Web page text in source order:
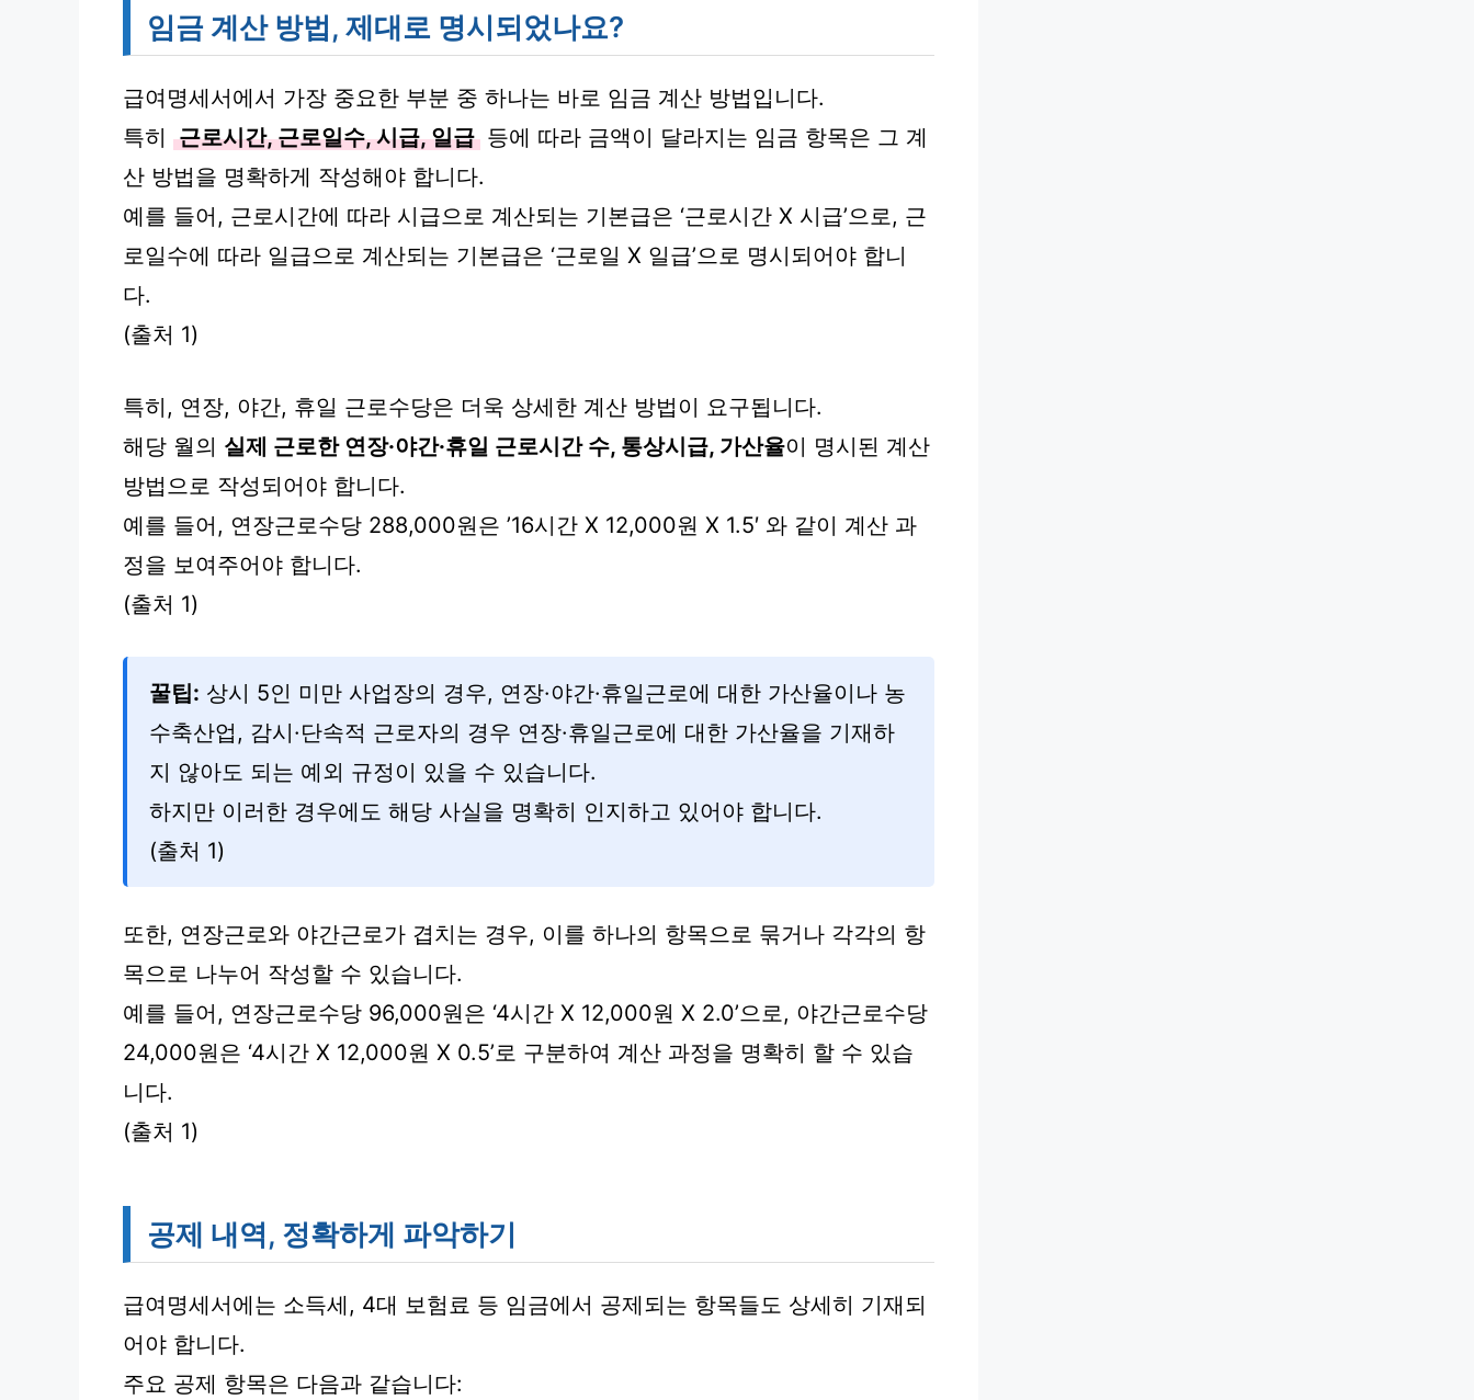
임금 계산 방법, 제대로 명시되었나요?
급여명세서에서 가장 중요한 부분 중 하나는 바로 임금 계산 방법입니다.
특히 근로시간, 근로일수, 시급, 일급 등에 따라 금액이 달라지는 임금 항목은 그 계
산 방법을 명확하게 작성해야 합니다.
예를 들어, 근로시간에 따라 시급으로 계산되는 기본급은 ‘근로시간 X 시급’으로, 근
로일수에 따라 일급으로 계산되는 기본급은 ‘근로일 X 일급’으로 명시되어야 합니
다.
(출처 1)
특히, 연장, 야간, 휴일 근로수당은 더욱 상세한 계산 방법이 요구됩니다.
해당 월의 실제 근로한 연장·야간·휴일 근로시간 수, 통상시급, 가산율이 명시된 계산
방법으로 작성되어야 합니다.
예를 들어, 연장근로수당 288,000원은 ’16시간 X 12,000원 X 1.5′ 와 같이 계산 과
정을 보여주어야 합니다.
(출처 1)
꿀팁: 상시 5인 미만 사업장의 경우, 연장·야간·휴일근로에 대한 가산율이나 농
수축산업, 감시·단속적 근로자의 경우 연장·휴일근로에 대한 가산율을 기재하
지 않아도 되는 예외 규정이 있을 수 있습니다.
하지만 이러한 경우에도 해당 사실을 명확히 인지하고 있어야 합니다.
(출처 1)
또한, 연장근로와 야간근로가 겹치는 경우, 이를 하나의 항목으로 묶거나 각각의 항
목으로 나누어 작성할 수 있습니다.
예를 들어, 연장근로수당 96,000원은 ‘4시간 X 12,000원 X 2.0’으로, 야간근로수당
24,000원은 ‘4시간 X 12,000원 X 0.5’로 구분하여 계산 과정을 명확히 할 수 있습
니다.
(출처 1)
공제 내역, 정확하게 파악하기
급여명세서에는 소득세, 4대 보험료 등 임금에서 공제되는 항목들도 상세히 기재되
어야 합니다.
주요 공제 항목은 다음과 같습니다: